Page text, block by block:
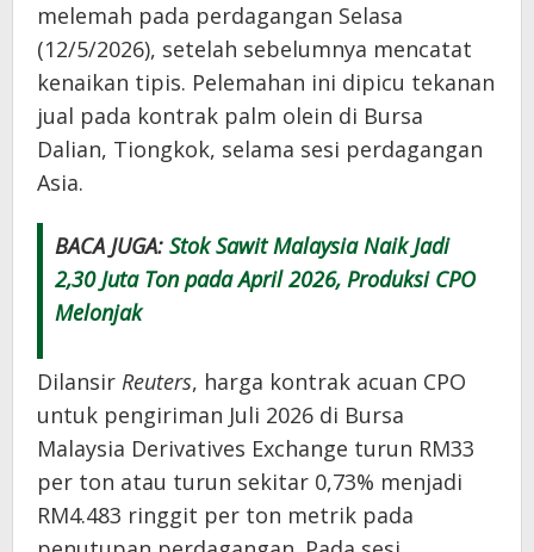
melemah pada perdagangan Selasa
(12/5/2026), setelah sebelumnya mencatat
kenaikan tipis. Pelemahan ini dipicu tekanan
jual pada kontrak palm olein di Bursa
Dalian, Tiongkok, selama sesi perdagangan
Asia.
BACA JUGA: Stok Sawit Malaysia Naik Jadi
2,30 Juta Ton pada April 2026, Produksi CPO
Melonjak
Dilansir Reuters, harga kontrak acuan CPO
untuk pengiriman Juli 2026 di Bursa
Malaysia Derivatives Exchange turun RM33
per ton atau turun sekitar 0,73% menjadi
RM4.483 ringgit per ton metrik pada